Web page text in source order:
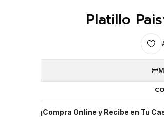
Platillo
¡Compra Online y Recibe en Tu